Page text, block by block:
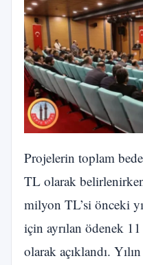
Projelerin toplam
TL olarak
milyon TL’si önceki
için ayrılan ödenek
olarak açıklandı.